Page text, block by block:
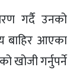
गर्दै उनको
बाहिर आएका
खोजी गर्नुपर्ने